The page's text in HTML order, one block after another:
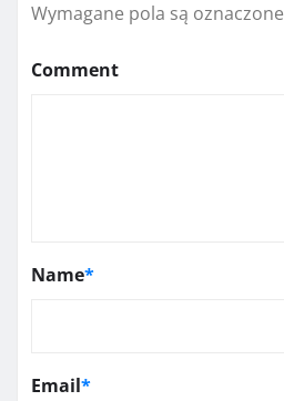
Wymagane pola są oznaczone
Comment
Name*
Email*